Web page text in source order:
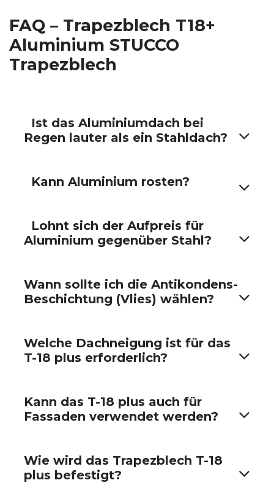
FAQ – Trapezblech T18+
Aluminium STUCCO
Trapezblech
Ist das Aluminiumdach bei
Regen lauter als ein Stahldach?
Kann Aluminium rosten?
Lohnt sich der Aufpreis für
Aluminium gegenüber Stahl?
Wann sollte ich die Antikondens-
Beschichtung (Vlies) wählen?
Welche Dachneigung ist für das
T-18 plus erforderlich?
Kann das T-18 plus auch für
Wie wird das Trapezblech T-18
plus befestigt?